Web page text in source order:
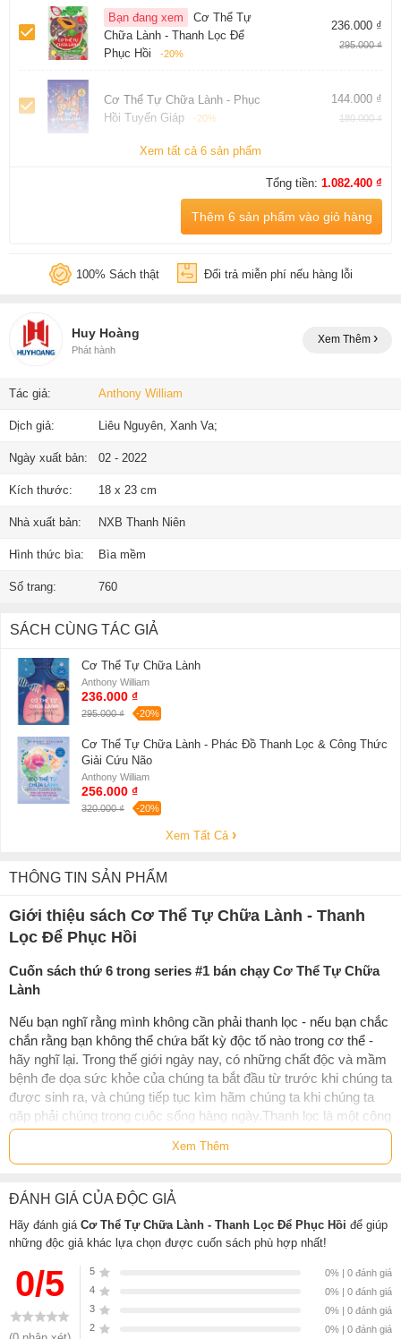
Bạn đang xem
Cơ Thể Tự
Chữa Lành - Thanh Lọc Để
Phục Hồi
-20%
236.000 ₫
295.000 ₫
Cơ Thể Tự Chữa Lành - Phục
Hồi Tuyến Giáp
-20%
144.000 ₫
180.000 ₫
Xem tất cả 6 sản phẩm
Tổng tiền: 1.082.400 ₫
Thêm 6 sản phẩm vào giỏ hàng
100% Sách thật Đổi trả miễn phí nếu hàng lỗi
Huy Hoàng
Phát hành
Xem Thêm
Tác giả: Anthony William
Dịch giả: Liêu Nguyên, Xanh Va;
Ngày xuất bản: 02 - 2022
Kích thước: 18 x 23 cm
Nhà xuất bản: NXB Thanh Niên
Hình thức bìa: Bìa mềm
Số trang: 760
SÁCH CÙNG TÁC GIẢ
Cơ Thể Tự Chữa Lành
Anthony William
236.000 ₫
295.000 ₫ -20%
Cơ Thể Tự Chữa Lành - Phác Đồ Thanh Lọc & Công Thức
Giải Cứu Não
Anthony William
256.000 ₫
320.000 ₫ -20%
Xem Tất Cả
THÔNG TIN SẢN PHẨM
Giới thiệu sách Cơ Thể Tự Chữa Lành - Thanh
Lọc Để Phục Hồi
Cuốn sách thứ 6 trong series #1 bán chạy Cơ Thể Tự Chữa
Lành
Nếu bạn nghĩ rằng mình không cần phải thanh lọc - nếu bạn chắc
chắn rằng bạn không thể chứa bất kỳ độc tố nào trong cơ thể -
hãy nghĩ lại. Trong thế giới ngày nay, có những chất độc và mầm
bệnh đe dọa sức khỏe của chúng ta bắt đầu từ trước khi chúng ta
được sinh ra, và chúng tiếp tục kìm hãm chúng ta khi chúng ta
gặp phải chúng trong cuộc sống hàng ngày.Thanh lọc là một công
cụ quan trọng để chống lại những gánh nặng này - miễn là bạn
thực hiện đúng cách. Đó là lý do tại sao bạn cần cuốn sách này.
nhìn sâu sắc vào một nguồn tài nguyên duy nhất để thanh lọc, bắt
đầu với 9 ngày thải độc 3: 6: 9 được ca ngợi của ông và mở rộng
sang các cách thanh lọc cho những người có nhu cầu sức khỏe
cụ thể - bao gồm thanh lọc diệt trùng, thanh lọc buổi sáng và
thanh lọc giải độc kim loại nặng.
Xem Thêm
ĐÁNH GIÁ CỦA ĐỘC GIẢ
Hãy đánh giá Cơ Thể Tự Chữa Lành - Thanh Lọc Để Phục Hồi để giúp
những độc giả khác lựa chọn được cuốn sách phù hợp nhất!
0/5 5
0% | 0 đánh giá
4
0% | 0 đánh giá
3
0% | 0 đánh giá
2
0% | 0 đánh giá